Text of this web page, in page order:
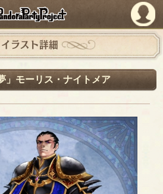
PandoraPartyProject
イラスト詳細
」モーリス・ナイトメア